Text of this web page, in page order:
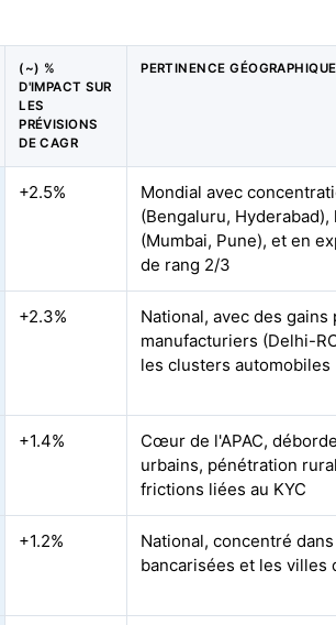
(~) %
D'IMPACT SUR
LES
PRÉVISIONS
DE CAGR
PERTINENCE GÉOGRAPHIQUE
+2.5%
Mondial avec
(Bengaluru,
(Mumbai, Pune), et en
de rang 2/3
+2.3%
National, avec des
manufacturiers (Delhi-
les clusters automobiles
+1.4%
Cœur de l'APAC,
urbains, pénétration
frictions liées au KYC
+1.2%
National, concentré
bancarisées et les villes